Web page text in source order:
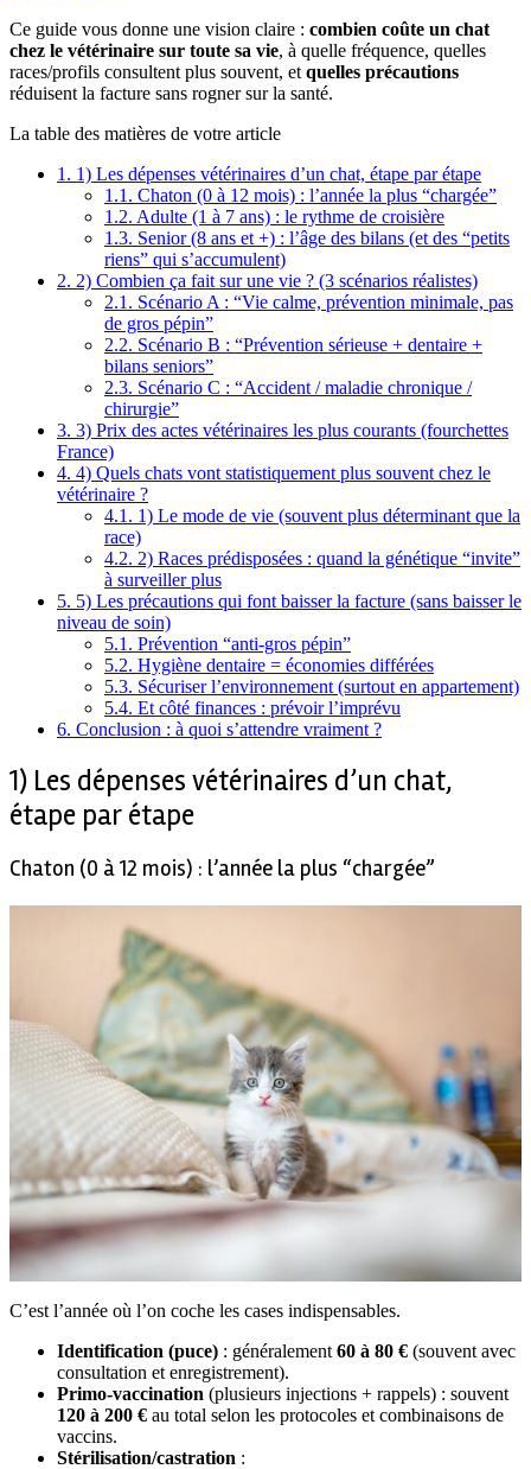
Ce guide vous donne une vision claire : combien coûte un chat
chez le vétérinaire sur toute sa vie, à quelle fréquence, quelles
races/profils consultent plus souvent, et quelles précautions
réduisent la facture sans rogner sur la santé.
La table des matières de votre article
1. 1) Les dépenses vétérinaires d’un chat, étape par étape
1.1. Chaton (0 à 12 mois) : l’année la plus “chargée”
1.2. Adulte (1 à 7 ans) : le rythme de croisière
1.3. Senior (8 ans et +) : l’âge des bilans (et des “petits
riens” qui s’accumulent)
2. 2) Combien ça fait sur une vie ? (3 scénarios réalistes)
2.1. Scénario A : “Vie calme, prévention minimale, pas
de gros pépin”
2.2. Scénario B : “Prévention sérieuse + dentaire +
bilans seniors”
2.3. Scénario C : “Accident / maladie chronique /
chirurgie”
3. 3) Prix des actes vétérinaires les plus courants (fourchettes
France)
4. 4) Quels chats vont statistiquement plus souvent chez le
vétérinaire ?
4.1. 1) Le mode de vie (souvent plus déterminant que la
race)
4.2. 2) Races prédisposées : quand la génétique “invite”
à surveiller plus
5. 5) Les précautions qui font baisser la facture (sans baisser le
niveau de soin)
5.1. Prévention “anti-gros pépin”
5.2. Hygiène dentaire = économies différées
5.3. Sécuriser l’environnement (surtout en appartement)
5.4. Et côté finances : prévoir l’imprévu
6. Conclusion : à quoi s’attendre vraiment ?
1) Les dépenses vétérinaires d’un chat,
étape par étape
Chaton (0 à 12 mois) : l’année la plus “chargée”
C’est l’année où l’on coche les cases indispensables.
Identification (puce) : généralement 60 à 80 € (souvent avec
consultation et enregistrement).
Primo-vaccination (plusieurs injections + rappels) : souvent
120 à 200 € au total selon les protocoles et combinaisons de
vaccins.
Stérilisation/castration :